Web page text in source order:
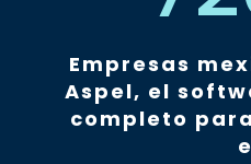
Empresas
Aspel, el
completo